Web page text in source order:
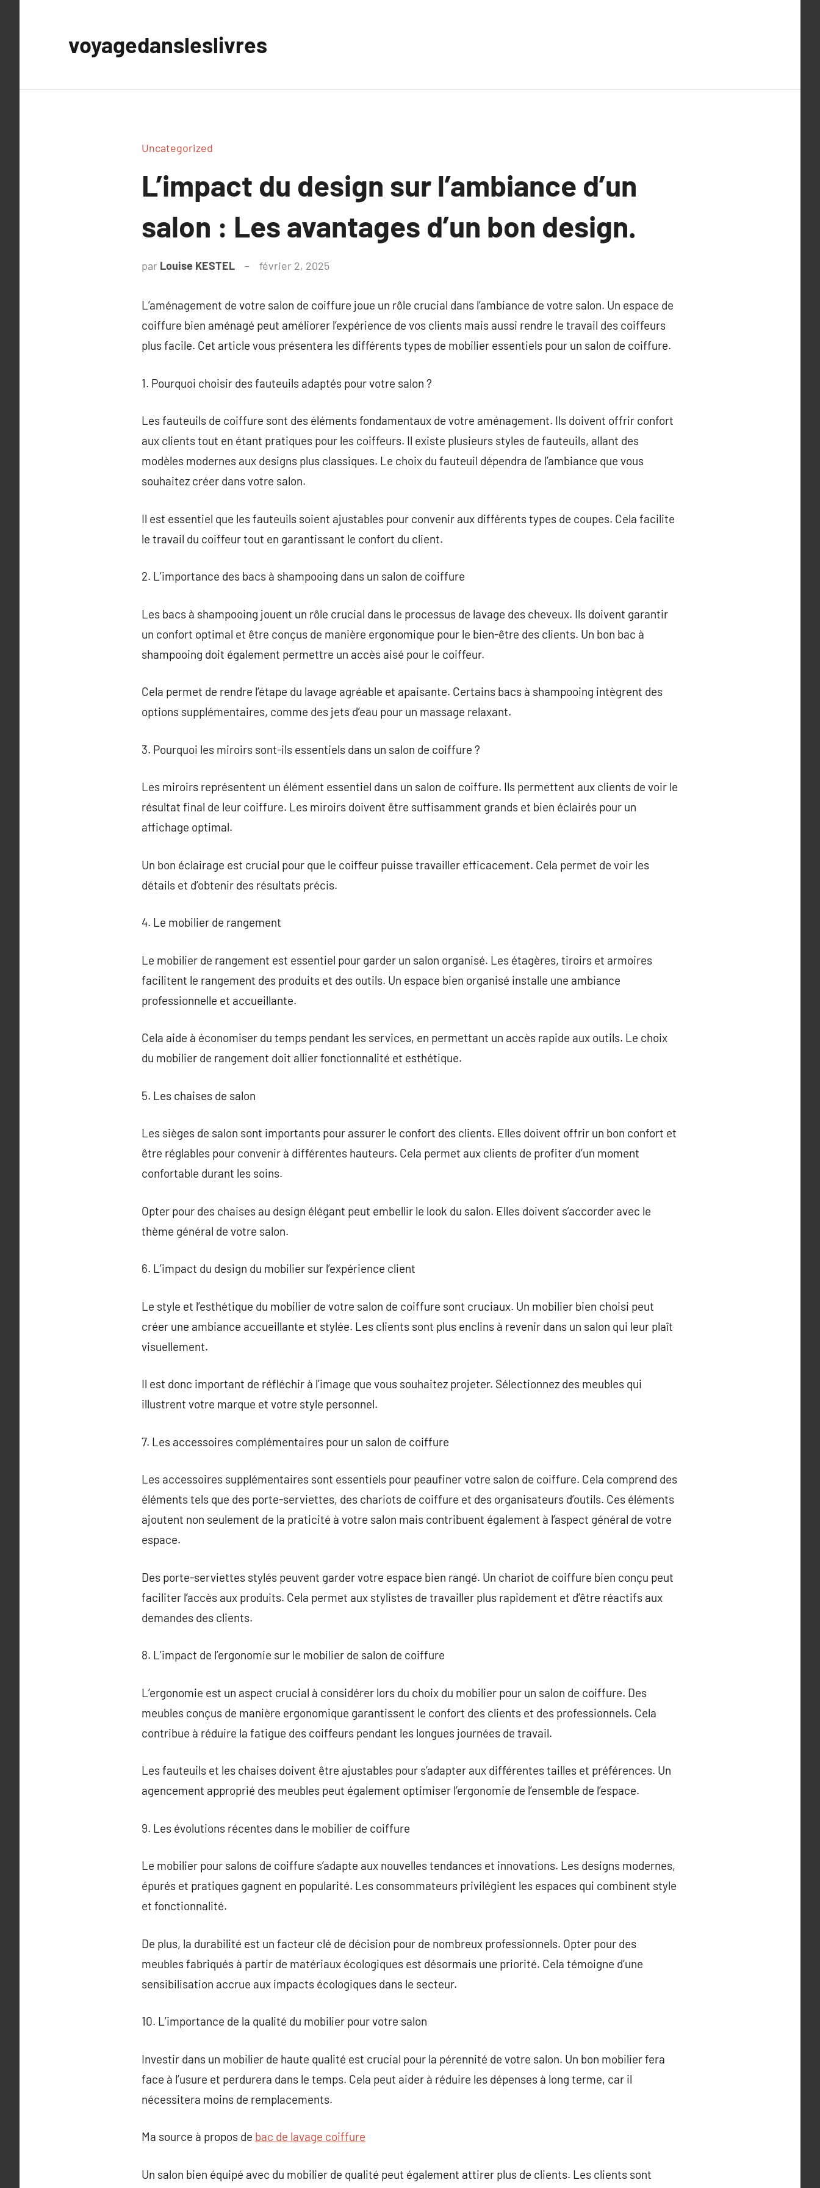
voyagedansleslivres
Uncategorized
L’impact du design sur l’ambiance d’un
salon : Les avantages d’un bon design.
par Louise KESTEL février 2, 2025
L’aménagement de votre salon de coiffure joue un rôle crucial dans l’ambiance de votre salon. Un espace de
coiffure bien aménagé peut améliorer l’expérience de vos clients mais aussi rendre le travail des coiffeurs
plus facile. Cet article vous présentera les différents types de mobilier essentiels pour un salon de coiffure.
1. Pourquoi choisir des fauteuils adaptés pour votre salon ?
Les fauteuils de coiffure sont des éléments fondamentaux de votre aménagement. Ils doivent offrir confort
aux clients tout en étant pratiques pour les coiffeurs. Il existe plusieurs styles de fauteuils, allant des
modèles modernes aux designs plus classiques. Le choix du fauteuil dépendra de l’ambiance que vous
souhaitez créer dans votre salon.
Il est essentiel que les fauteuils soient ajustables pour convenir aux différents types de coupes. Cela facilite
le travail du coiffeur tout en garantissant le confort du client.
2. L’importance des bacs à shampooing dans un salon de coiffure
Les bacs à shampooing jouent un rôle crucial dans le processus de lavage des cheveux. Ils doivent garantir
un confort optimal et être conçus de manière ergonomique pour le bien-être des clients. Un bon bac à
shampooing doit également permettre un accès aisé pour le coiffeur.
Cela permet de rendre l’étape du lavage agréable et apaisante. Certains bacs à shampooing intègrent des
options supplémentaires, comme des jets d’eau pour un massage relaxant.
3. Pourquoi les miroirs sont-ils essentiels dans un salon de coiffure ?
Les miroirs représentent un élément essentiel dans un salon de coiffure. Ils permettent aux clients de voir le
résultat final de leur coiffure. Les miroirs doivent être suffisamment grands et bien éclairés pour un
affichage optimal.
Un bon éclairage est crucial pour que le coiffeur puisse travailler efficacement. Cela permet de voir les
détails et d’obtenir des résultats précis.
4. Le mobilier de rangement
Le mobilier de rangement est essentiel pour garder un salon organisé. Les étagères, tiroirs et armoires
facilitent le rangement des produits et des outils. Un espace bien organisé installe une ambiance
professionnelle et accueillante.
Cela aide à économiser du temps pendant les services, en permettant un accès rapide aux outils. Le choix
du mobilier de rangement doit allier fonctionnalité et esthétique.
5. Les chaises de salon
Les sièges de salon sont importants pour assurer le confort des clients. Elles doivent offrir un bon confort et
être réglables pour convenir à différentes hauteurs. Cela permet aux clients de profiter d’un moment
confortable durant les soins.
Opter pour des chaises au design élégant peut embellir le look du salon. Elles doivent s’accorder avec le
thème général de votre salon.
6. L’impact du design du mobilier sur l’expérience client
Le style et l’esthétique du mobilier de votre salon de coiffure sont cruciaux. Un mobilier bien choisi peut
créer une ambiance accueillante et stylée. Les clients sont plus enclins à revenir dans un salon qui leur plaît
visuellement.
Il est donc important de réfléchir à l’image que vous souhaitez projeter. Sélectionnez des meubles qui
illustrent votre marque et votre style personnel.
7. Les accessoires complémentaires pour un salon de coiffure
Les accessoires supplémentaires sont essentiels pour peaufiner votre salon de coiffure. Cela comprend des
éléments tels que des porte-serviettes, des chariots de coiffure et des organisateurs d’outils. Ces éléments
ajoutent non seulement de la praticité à votre salon mais contribuent également à l’aspect général de votre
espace.
Des porte-serviettes stylés peuvent garder votre espace bien rangé. Un chariot de coiffure bien conçu peut
faciliter l’accès aux produits. Cela permet aux stylistes de travailler plus rapidement et d’être réactifs aux
demandes des clients.
8. L’impact de l’ergonomie sur le mobilier de salon de coiffure
L’ergonomie est un aspect crucial à considérer lors du choix du mobilier pour un salon de coiffure. Des
meubles conçus de manière ergonomique garantissent le confort des clients et des professionnels. Cela
contribue à réduire la fatigue des coiffeurs pendant les longues journées de travail.
Les fauteuils et les chaises doivent être ajustables pour s’adapter aux différentes tailles et préférences. Un
agencement approprié des meubles peut également optimiser l’ergonomie de l’ensemble de l’espace.
9. Les évolutions récentes dans le mobilier de coiffure
Le mobilier pour salons de coiffure s’adapte aux nouvelles tendances et innovations. Les designs modernes,
épurés et pratiques gagnent en popularité. Les consommateurs privilégient les espaces qui combinent style
et fonctionnalité.
De plus, la durabilité est un facteur clé de décision pour de nombreux professionnels. Opter pour des
meubles fabriqués à partir de matériaux écologiques est désormais une priorité. Cela témoigne d’une
sensibilisation accrue aux impacts écologiques dans le secteur.
10. L’importance de la qualité du mobilier pour votre salon
Investir dans un mobilier de haute qualité est crucial pour la pérennité de votre salon. Un bon mobilier fera
face à l’usure et perdurera dans le temps. Cela peut aider à réduire les dépenses à long terme, car il
nécessitera moins de remplacements.
Ma source à propos de bac de lavage coiffure
Un salon bien équipé avec du mobilier de qualité peut également attirer plus de clients. Les clients sont